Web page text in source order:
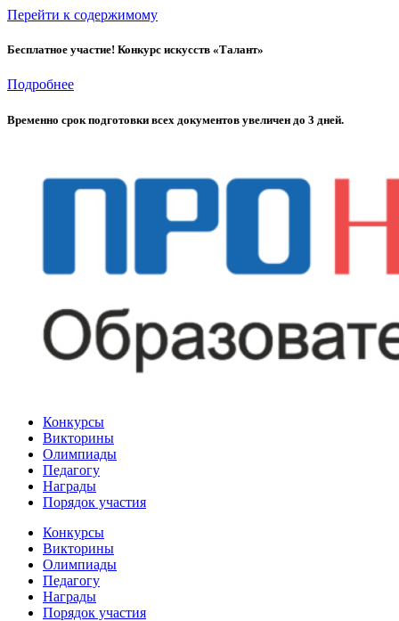
Перейти к содержимому
Бесплатное участие! Конкурс искусств «Талант»
Подробнее
Временно cрок подготовки всех документов увеличен до 3 дней.
Конкурсы
Викторины
Олимпиады
Педагогу
Награды
Порядок участия
Конкурсы
Викторины
Олимпиады
Педагогу
Награды
Порядок участия